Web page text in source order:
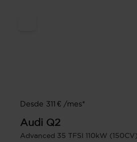
Desde 311 € /mes*
Audi Q2
Advanced 35 TFSI 110kW